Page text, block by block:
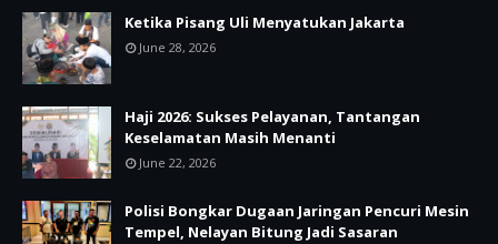
Ketika Pisang Uli Menyatukan Jakarta
June 28, 2026
Haji 2026: Sukses Pelayanan, Tantangan
Keselamatan Masih Menanti
June 22, 2026
Polisi Bongkar Dugaan Jaringan Pencuri Mesin
Tempel, Nelayan Bitung Jadi Sasaran